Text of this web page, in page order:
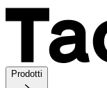
Prodotti